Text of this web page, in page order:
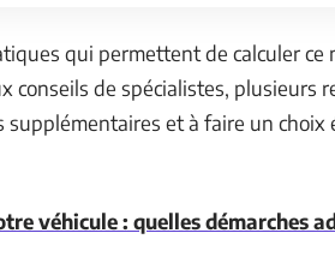
qui permettent de calculer ce
conseils de spécialistes, plusieurs
et à faire un choix
véhicule : quelles démarches